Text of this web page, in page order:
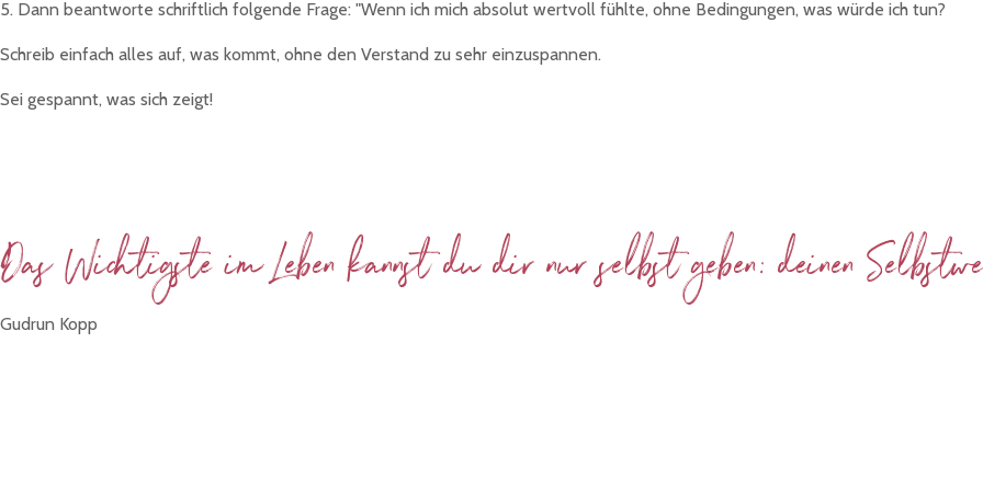
5. Dann beantworte schriftlich folgende Frage: "Wenn ich mich absolut wertvoll fühlte, ohne Bedingungen, was würde ich tun?
Schreib einfach alles auf, was kommt, ohne den Verstand zu sehr einzuspannen.
Sei gespannt, was sich zeigt!
Das Wichtigste im Leben kannst du dir nur selbst geben: deinen
Gudrun Kopp